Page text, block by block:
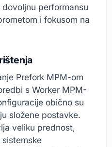
performansu
i fokusom na
Prefork MPM-om
s Worker MPM-
obično su
složene postavke.
veliku prednost,
sistemske